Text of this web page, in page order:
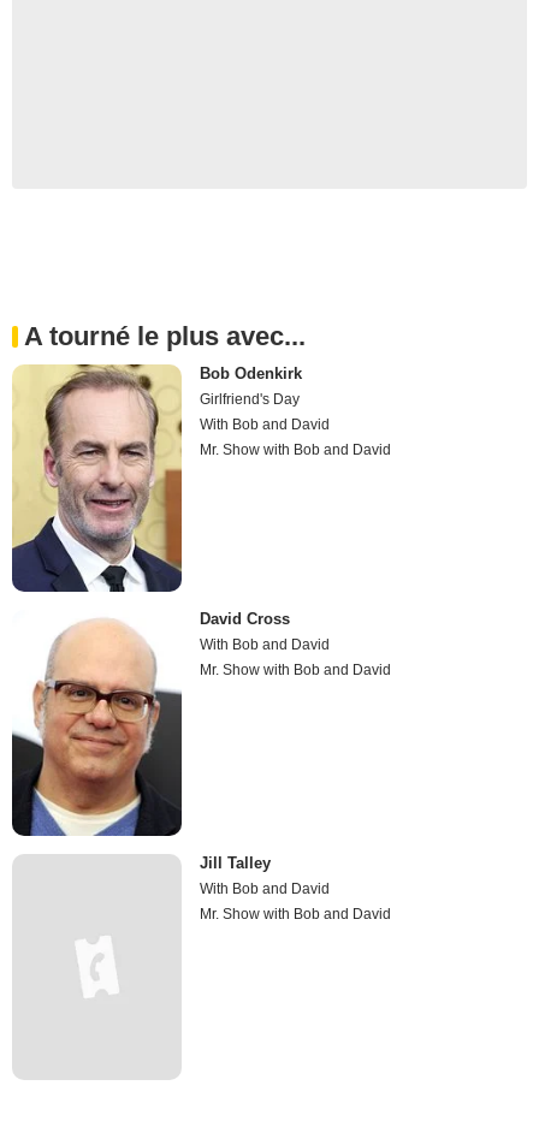
A tourné le plus avec...
Bob Odenkirk
Girlfriend's Day
With Bob and David
Mr. Show with Bob and David
David Cross
With Bob and David
Mr. Show with Bob and David
Jill Talley
With Bob and David
Mr. Show with Bob and David